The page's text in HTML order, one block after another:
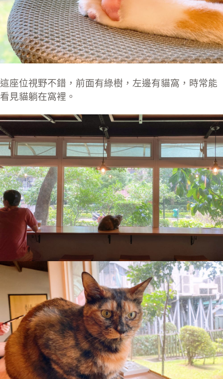
這座位視野不錯，前面有綠樹，左邊有貓窩，時常能
看見貓躺在窩裡。